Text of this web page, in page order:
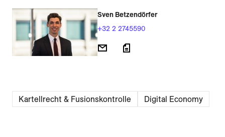
Sven Betzendörfer
+32 2 2745590
Kartellrecht & Fusionskontrolle Digital Economy